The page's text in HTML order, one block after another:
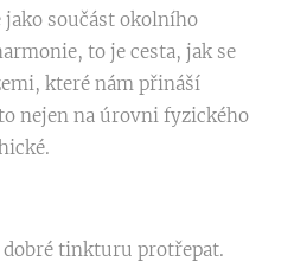
jako součást okolního
to je cesta, jak se
které nám přináší
nejen na úrovni fyzického
tinkturu protřepat.